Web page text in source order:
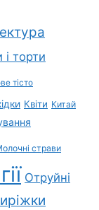
і торти
тісто
Квіти Китай
страви
Отруйні